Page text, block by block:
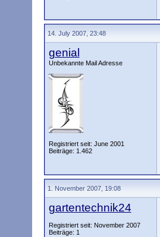
14. July 2007, 23:48
genial
Unbekannte Mail Adresse
Registriert seit: June 2001
Beiträge: 1.462
1. November 2007, 19:08
gartentechnik24
Registriert seit: November 2007
Beiträge: 1